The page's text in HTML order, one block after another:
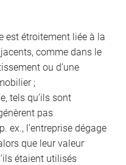
est étroitement liée à la
comme dans le
ou d’une
;
tels qu’ils sont
pas
ex., l’entreprise dégage
que leur valeur
étaient utilisés